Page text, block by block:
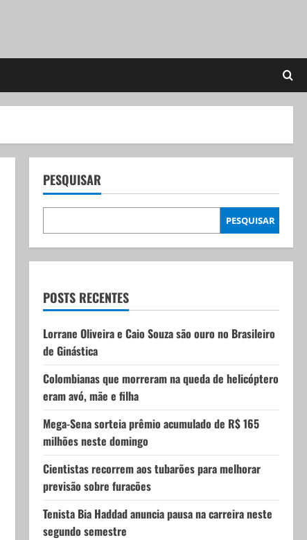
PESQUISAR
PESQUISAR
POSTS RECENTES
Lorrane Oliveira e Caio Souza são ouro no Brasileiro
de Ginástica
Colombianas que morreram na queda de helicóptero
eram avó, mãe e filha
Mega-Sena sorteia prêmio acumulado de R$ 165
milhões neste domingo
Cientistas recorrem aos tubarões para melhorar
previsão sobre furacões
Tenista Bia Haddad anuncia pausa na carreira neste
segundo semestre